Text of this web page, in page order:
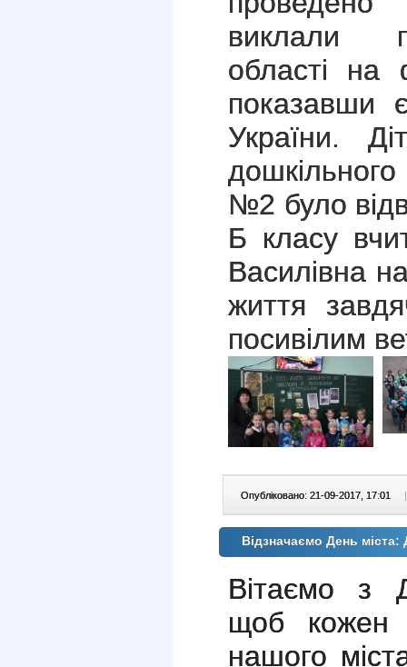
виклали
області на
показавши
України.
№2 було
Б класу
Василівна
життя
посивілим
Опубліковано: 21-09-2017, 17:01 |
Відзначаємо День
Вітаємо з
щоб кожен
нашого